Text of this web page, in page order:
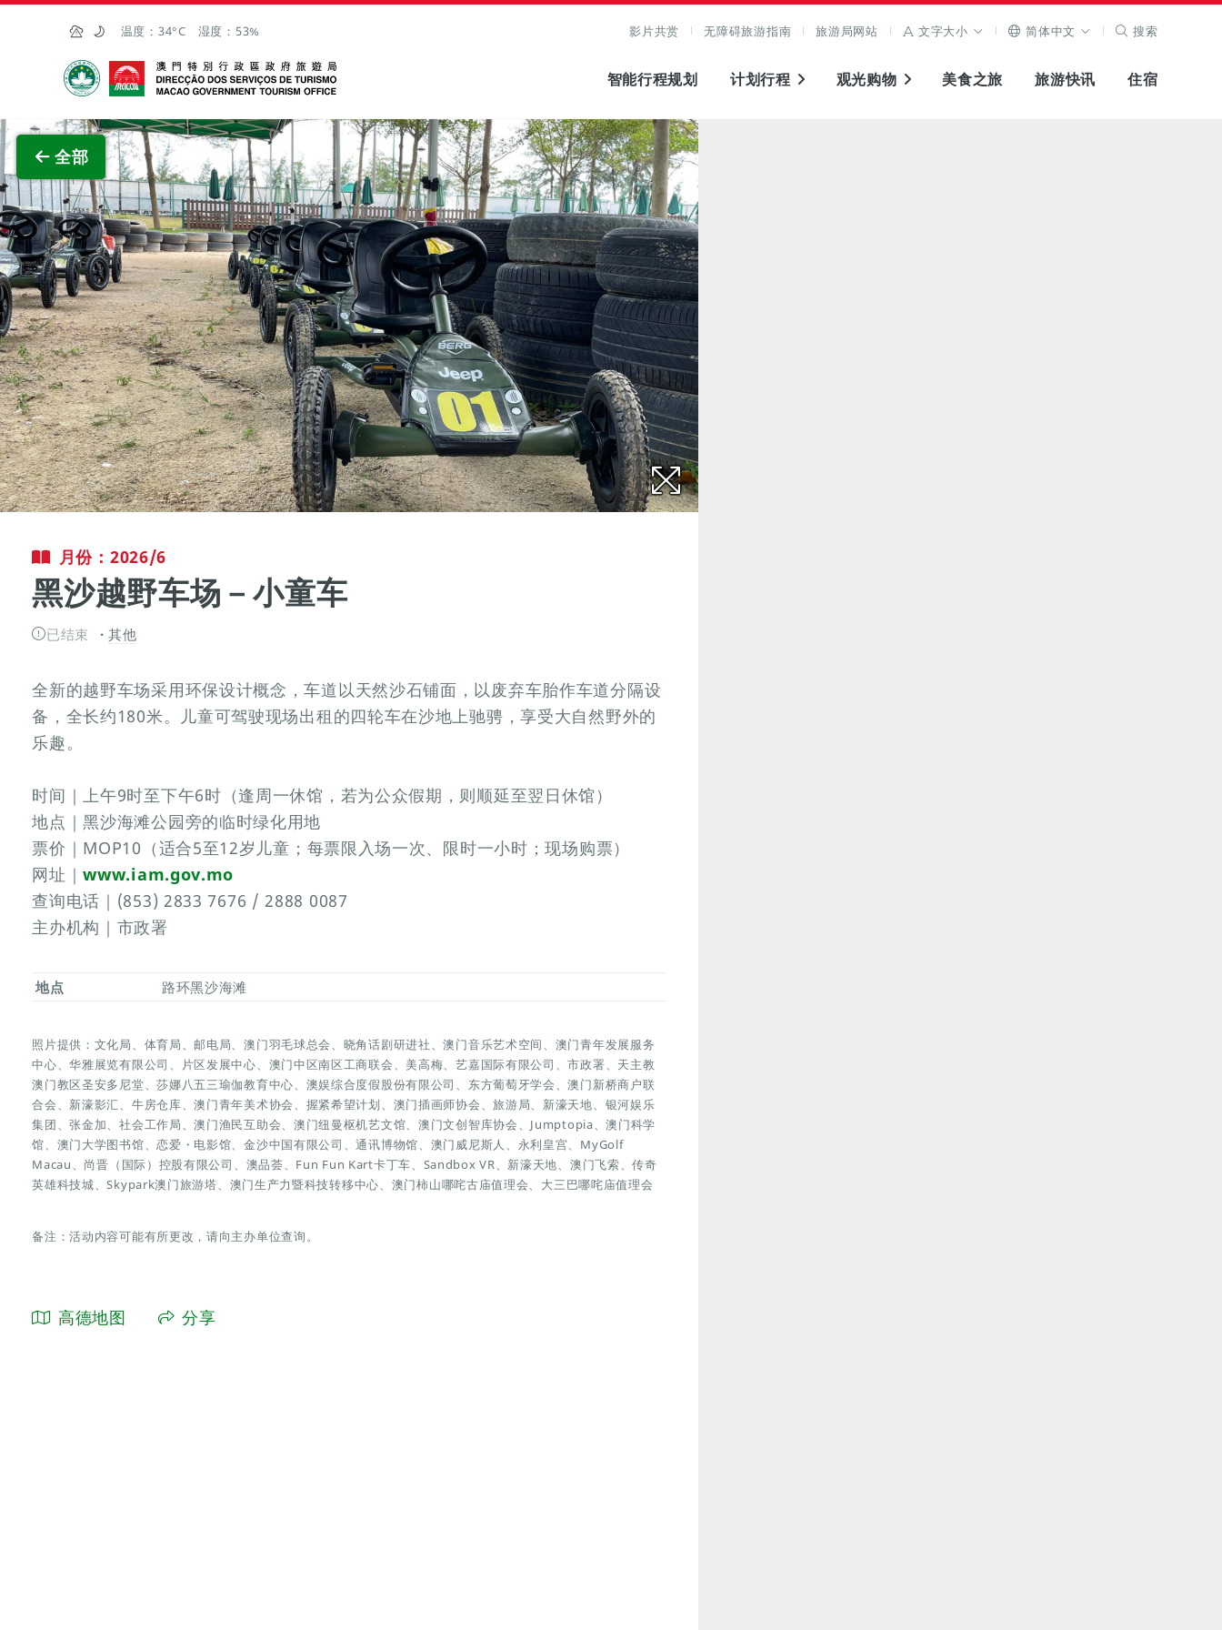
跳至主内容
温度： 34°C 湿度： 53% 影片共赏 无障碍旅游指南 旅游局网站 文字大小 简体中文 搜索
澳门特别行政区政府旅游局
智能行程规划 计划行程 观光购物 美食之旅 旅游快讯 住宿
全部
查看原图
月份：2026/6
黑沙越野车场－小童车
已结束 其他
全新的越野车场采用环保设计概念，车道以天然沙石铺面，以废弃车胎作车道分隔设
备，全长约180米。儿童可驾驶现场出租的四轮车在沙地上驰骋，享受大自然野外的
乐趣。
时间｜上午9时至下午6时（逢周一休馆，若为公众假期，则顺延至翌日休馆）
地点｜黑沙海滩公园旁的临时绿化用地
票价｜MOP10（适合5至12岁儿童；每票限入场一次、限时一小时；现场购票）
网址｜www.iam.gov.mo
查询电话｜(853) 2833 7676 / 2888 0087
主办机构｜市政署
地点 路环黑沙海滩
照片提供：文化局、体育局、邮电局、澳门羽毛球总会、晓角话剧研进社、澳门音乐艺术空间、澳门青年发展服务
中心、华雅展览有限公司、片区发展中心、澳门中区南区工商联会、美高梅、艺嘉国际有限公司、市政署、天主教
澳门教区圣安多尼堂、莎娜八五三瑜伽教育中心、澳娱综合度假股份有限公司、东方葡萄牙学会、澳门新桥商户联
合会、新濠影汇、牛房仓库、澳门青年美术协会、握紧希望计划、澳门插画师协会、旅游局、新濠天地、银河娱乐
集团、张金加、社会工作局、澳门渔民互助会、澳门纽曼枢机艺文馆、澳门文创智库协会、Jumptopia、澳门科学
馆、澳门大学图书馆、恋爱・电影馆、金沙中国有限公司、通讯博物馆、澳门威尼斯人、永利皇宫、MyGolf
Macau、尚晋（国际）控股有限公司、澳品荟、Fun Fun Kart卡丁车、Sandbox VR、新濠天地、澳门飞索、传奇
英雄科技城、Skypark澳门旅游塔、澳门生产力暨科技转移中心、澳门柿山哪咤古庙值理会、大三巴哪咤庙值理会
备注：活动内容可能有所更改，请向主办单位查询。
高德地图 分享